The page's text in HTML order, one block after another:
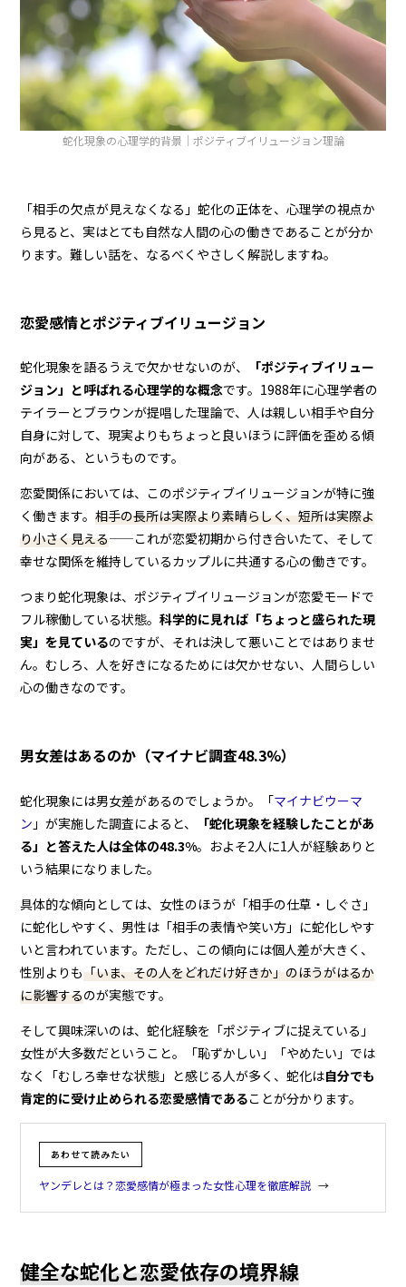
蛇化現象の心理学的背景｜ポジティブイリュージョン理論
「相手の欠点が見えなくなる」蛇化の正体を、心理学の視点か
ら見ると、実はとても自然な人間の心の働きであることが分か
ります。難しい話を、なるべくやさしく解説しますね。
恋愛感情とポジティブイリュージョン
蛇化現象を語るうえで欠かせないのが、
「ポジティブイリュー
ジョン」と呼ばれる心理学的な概念です。1988年に心理学者の
テイラーとブラウンが提唱した理論で、人は親しい相手や自分
自身に対して、現実よりもちょっと良いほうに評価を歪める傾
向がある、というものです。
恋愛関係においては、このポジティブイリュージョンが特に強
く働きます。相手の長所は実際より素晴らしく、短所は実際よ
り小さく見える——これが恋愛初期から付き合いたて、そして
幸せな関係を維持しているカップルに共通する心の働きです。
つまり蛇化現象は、ポジティブイリュージョンが恋愛モードで
フル稼働している状態。科学的に見れば「ちょっと盛られた現
実」を見ているのですが、それは決して悪いことではありませ
ん。むしろ、人を好きになるためには欠かせない、人間らしい
心の働きなのです。
男女差はあるのか（マイナビ調査48.3%）
蛇化現象には男女差があるのでしょうか。「マイナビウーマ
ン 」が実施した調査によると、
「蛇化現象を経験したことがあ
る」と答えた人は全体の48.3%。およそ2人に1人が経験ありと
いう結果になりました。
具体的な傾向としては、女性のほうが「相手の仕草・しぐさ」
に蛇化しやすく、男性は「相手の表情や笑い方」に蛇化しやす
いと言われています。ただし、この傾向には個人差が大きく、
性別よりも「いま、その人をどれだけ好きか」のほうがはるか
に影響するのが実態です。
そして興味深いのは、蛇化経験を「ポジティブに捉えている」
女性が大多数だということ。「恥ずかしい」「やめたい」では
なく「むしろ幸せな状態」と感じる人が多く、蛇化は自分でも
肯定的に受け止められる恋愛感情であることが分かります。
あわせて読みたい
ヤンデレとは？恋愛感情が極まった女性心理を徹底解説
健全な蛇化と恋愛依存の境界線